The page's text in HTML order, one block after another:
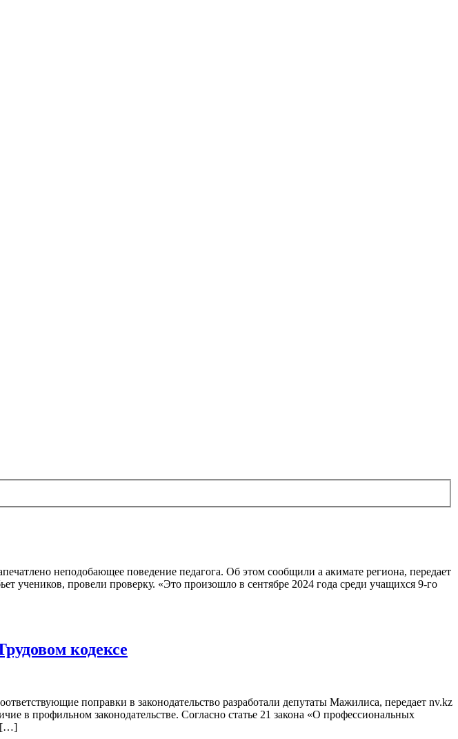
неподобающее поведение педагога. Об этом сообщили а акимате региона, передает
учеников, провели проверку. «Это произошло в сентябре 2024 года среди учащихся 9-го
кодексе
поправки в законодательство разработали депутаты Мажилиса, передает nv.kz
в профильном законодательстве. Согласно статье 21 закона «О профессиональных
[…]